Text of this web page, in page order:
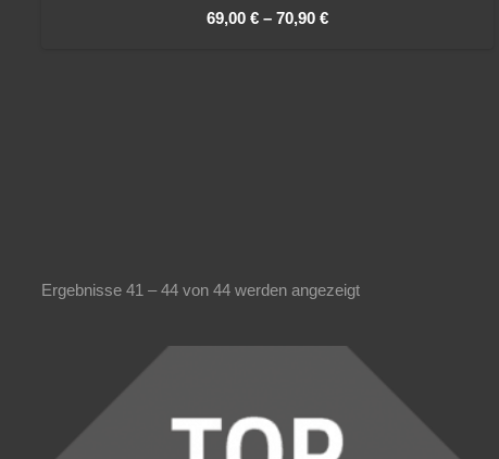
69,00 €– 70,90 €
Ergebnisse 41 – 44 von 44 werden angezeigt